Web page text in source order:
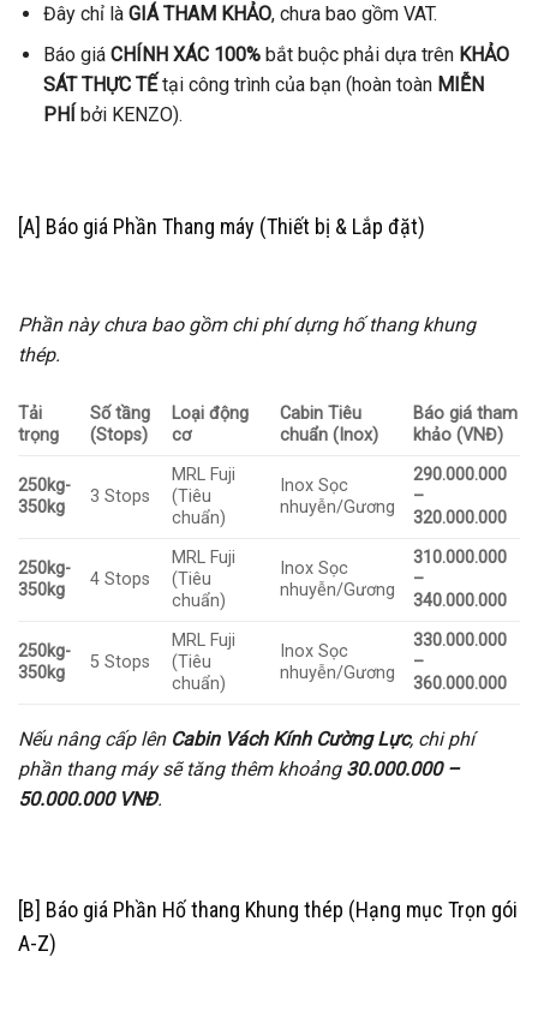
Đây chỉ là GIÁ THAM KHẢO, chưa bao gồm VAT.
Báo giá CHÍNH XÁC 100%bắt buộc phải dựa trên KHẢO
SÁT THỰC TẾtại công trình của bạn (hoàn toàn MIỄN
PHÍ
bởi KENZO).
[A] Báo giá Phần Thang máy (Thiết bị & Lắp đặt)
Phần này chưa bao gồm chi phí dựng hố thang khung
thép.
Tải
trọng
Số tầng
(Stops)
Loại động
cơ
Cabin Tiêu
chuẩn (Inox)
Báo giá tham
khảo (VNĐ)
250kg-
350kg
3 Stops
MRL Fuji
(Tiêu
chuẩn)
Inox Sọc
nhuyễn/Gương
290.000.000
–
320.000.000
250kg-
350kg
4 Stops
MRL Fuji
(Tiêu
chuẩn)
Inox Sọc
nhuyễn/Gương
310.000.000
–
340.000.000
250kg-
350kg
5 Stops
MRL Fuji
(Tiêu
chuẩn)
Inox Sọc
nhuyễn/Gương
330.000.000
–
360.000.000
Nếu nâng cấp lên Cabin Vách Kính Cường Lực, chi phí
phần thang máy sẽ tăng thêm khoảng 30.000.000 –
50.000.000 VNĐ.
[B] Báo giá Phần Hố thang Khung thép (Hạng mục Trọn gói
A-Z)